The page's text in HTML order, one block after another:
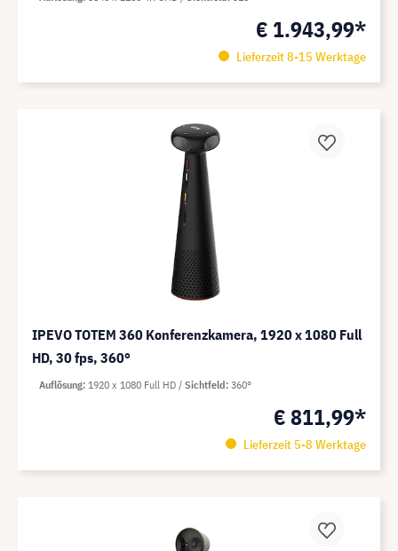
€ 1.943,99*
Lieferzeit 8-15 Werktage
IPEVO TOTEM 360 Konferenzkamera, 1920 x 1080 Full
HD, 30 fps, 360°
€ 811,99*
Lieferzeit 5-8 Werktage
Auflösung 1920 x 1080 Full HD Sichtfeld 360°